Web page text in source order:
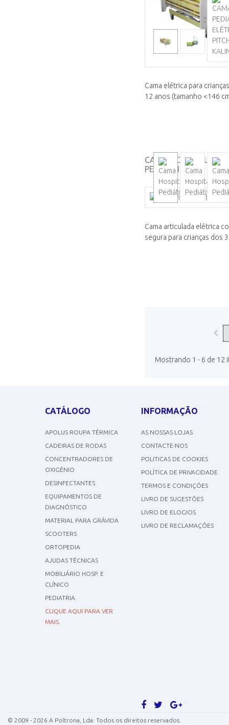
Cama elétrica para
12 anos (tamanho <146
CAMA HOSPITALAR
PEDIÁTRICA...
Cama articulada elétrica
segura para crianças dos
Mostrando 1 - 6 de 12
CATÁLOGO
APOLUS ROUPA TÉRMICA
CADEIRAS DE RODAS
CONCENTRADORES DE
OXIGÉNIO
DESINFECTANTES
EQUIPAMENTOS DE
DIAGNÓSTICO
MATERIAL PARA GRÁVIDA
SCOOTERS
ORTOPEDIA
AJUDAS TÉCNICAS
MOBILIÁRIO HOSP. E
CLÍNICO
PEDIATRIA
CLIQUE AQUI PARA VER
MAIS.
INFORMAÇÃO
AS NOSSAS LOJAS
CONTACTE-NOS
POLITICAS DE COOKIES
POLÍTICA DE PRIVACIDADE
TERMOS E CONDIÇÕES
LIVRO DE SUGESTÕES
LIVRO DE ELOGIOS
LIVRO DE RECLAMAÇÕES
© 2009 - 2026 A Poltrona, Lda. Todos os direitos reservados.